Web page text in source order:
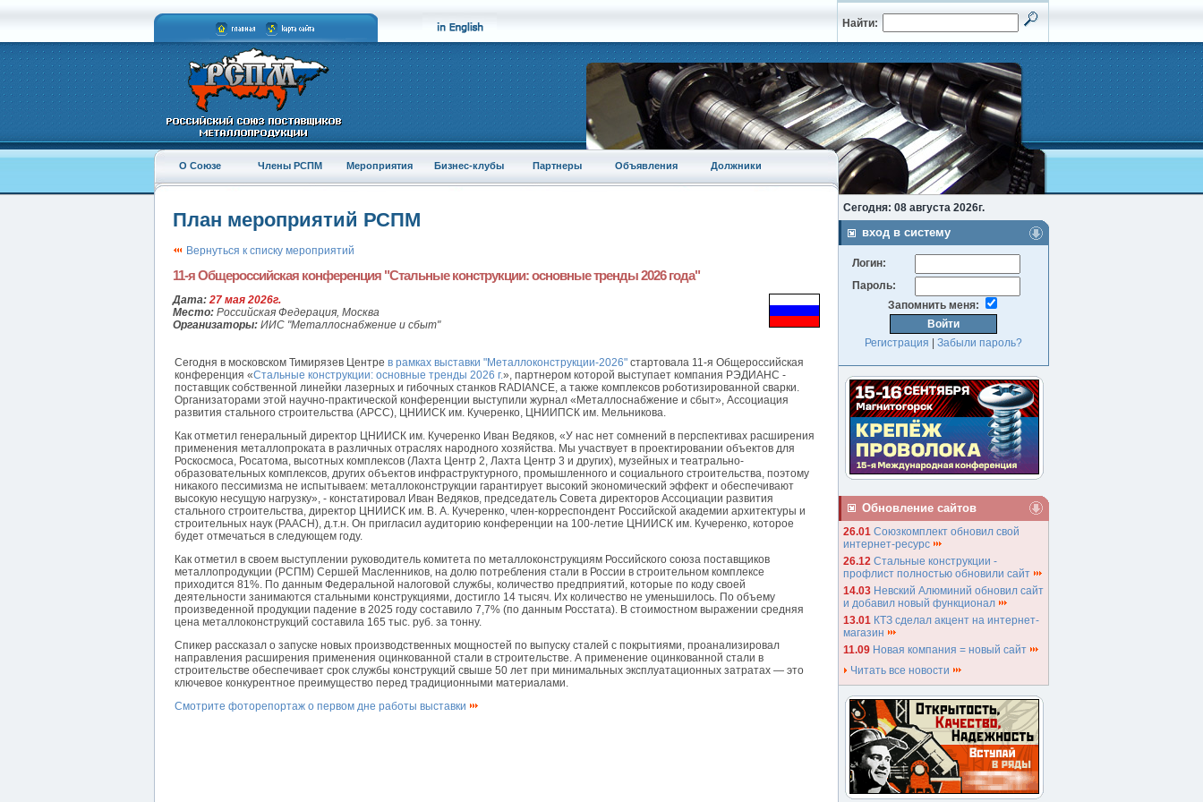
Найти:
О Союзе Члены РСПМ Мероприятия Бизнес-клубы Партнеры Объявления Должники
План мероприятий РСПМ
Вернуться к списку мероприятий
11-я Общероссийская конференция "Стальные конструкции: основные тренды 2026 года"
Дата: 27 мая 2026г.
Место: Российская Федерация, Москва
Организаторы: ИИС "Металлоснабжение и сбыт"
Сегодня в московском Тимирязев Центре в рамках выставки "Металлоконструкции-2026" стартовала 11-я Общероссийская
конференция «Стальные конструкции: основные тренды 2026 г.», партнером которой выступает компания РЭДИАНС -
поставщик собственной линейки лазерных и гибочных станков RADIANCE, а также комплексов роботизированной сварки.
Организаторами этой научно-практической конференции выступили журнал «Металлоснабжение и сбыт», Ассоциация
развития стального строительства (АРСС), ЦНИИСК им. Кучеренко, ЦНИИПСК им. Мельникова.
Как отметил генеральный директор ЦНИИСК им. Кучеренко Иван Ведяков, «У нас нет сомнений в перспективах расширения
применения металлопроката в различных отраслях народного хозяйства. Мы участвует в проектировании объектов для
Роскосмоса, Росатома, высотных комплексов (Лахта Центр 2, Лахта Центр 3 и других), музейных и театрально-
образовательных комплексов, других объектов инфраструктурного, промышленного и социального строительства, поэтому
никакого пессимизма не испытываем: металлоконструкции гарантирует высокий экономический эффект и обеспечивают
высокую несущую нагрузку», - констатировал Иван Ведяков, председатель Совета директоров Ассоциации развития
стального строительства, директор ЦНИИСК им. В. А. Кучеренко, член-корреспондент Российской академии архитектуры и
строительных наук (РААСН), д.т.н. Он пригласил аудиторию конференции на 100-летие ЦНИИСК им. Кучеренко, которое
будет отмечаться в следующем году.
Как отметил в своем выступлении руководитель комитета по металлоконструкциям Российского союза поставщиков
металлопродукции (РСПМ) Сершей Масленников, на долю потребления стали в России в строительном комплексе
приходится 81%. По данным Федеральной налоговой службы, количество предприятий, которые по коду своей
деятельности занимаются стальными конструкциями, достигло 14 тысяч. Их количество не уменьшилось. По объему
произведенной продукции падение в 2025 году составило 7,7% (по данным Росстата). В стоимостном выражении средняя
цена металлоконструкций составила 165 тыс. руб. за тонну.
Спикер рассказал о запуске новых производственных мощностей по выпуску сталей с покрытиями, проанализировал
направления расширения применения оцинкованной стали в строительстве. А применение оцинкованной стали в
строительстве обеспечивает срок службы конструкций свыше 50 лет при минимальных эксплуатационных затратах — это
ключевое конкурентное преимущество перед традиционными материалами.
Смотрите фоторепортаж о первом дне работы выставки
Сегодня: 08 августа 2026г.
вход в систему
Логин:
Пароль:
Запомнить меня:
Регистрация Забыли пароль?
Обновление сайтов
26.01 Союзкомплект обновил свой
интернет-ресурс
26.12 Стальные конструкции -
профлист полностью обновили сайт
14.03 Невский Алюминий обновил сайт
и добавил новый функционал
13.01 КТЗ сделал акцент на интернет-
магазин
11.09 Новая компания = новый сайт
Читать все новости